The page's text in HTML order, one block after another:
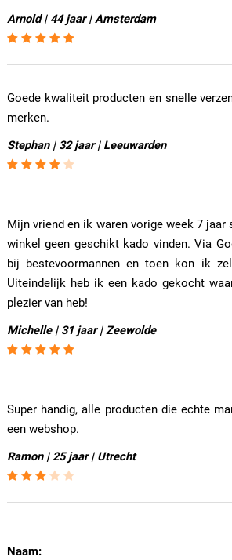
Arnold | 44 jaar | Amsterdam
Goede kwaliteit producten en snelle
merken.
Stephan | 32 jaar | Leeuwarden
Mijn vriend en ik waren vorige week 7 jaar
winkel geen geschikt kado vinden. Via
bij bestevoormannen en toen kon ik
Uiteindelijk heb ik een kado gekocht
plezier van heb!
Michelle | 31 jaar | Zeewolde
Super handig, alle producten die echte
een webshop.
Ramon | 25 jaar | Utrecht
Naam: